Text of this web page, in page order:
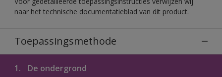
naar het technische documentatieblad van dit product.
Toepassingsmethode
1. De ondergrond